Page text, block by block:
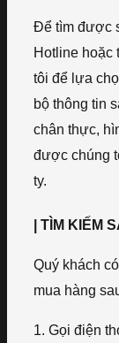
Để tìm được
Hotline hoặc
tôi để lựa
bộ thông tin
chân thực,
được chúng
ty.
| TÌM KIẾM
Quý khách
mua hàng
1. Gọi điện